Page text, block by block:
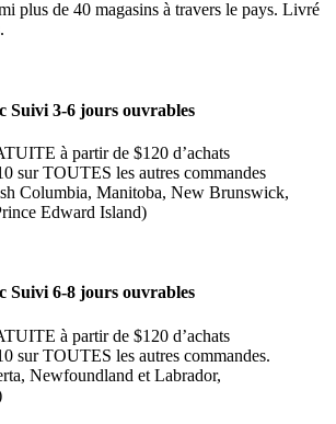
plus de 40 magasins à travers le pays. Livré
Suivi 3-6 jours ouvrables
à partir de $120 d’achats
sur TOUTES les autres commandes
Columbia, Manitoba, New Brunswick,
Edward Island)
Suivi 6-8 jours ouvrables
à partir de $120 d’achats
sur TOUTES les autres commandes.
Newfoundland et Labrador,